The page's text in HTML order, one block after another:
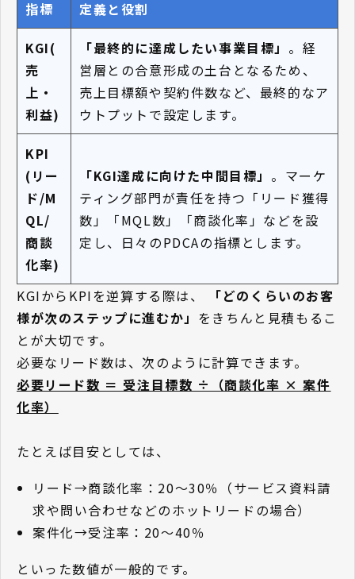
指標 定義と役割
KGI(
売
上・
利益)
「最終的に達成したい事業目標」 。経
営層との合意形成の土台となるため、
売上目標額や契約件数など、最終的なア
ウトプットで設定します。
KPI
(リー
ド/M
QL/
商談
化率)
「KGI達成に向けた中間目標」 。マーケ
ティング部門が責任を持つ「リード獲得
数」「MQL数」「商談化率」などを設
定し、日々のPDCAの指標とします。
KGIからKPIを逆算する際は、
「どのくらいのお客
様が次のステップに進むか」 をきちんと見積もるこ
とが大切です。
必要なリード数は、次のように計算できます。
必要リード数 ＝ 受注目標数 ÷（商談化率 × 案件
化率）
たとえば目安としては、
リード→商談化率：20〜30％（サービス資料請
求や問い合わせなどのホットリードの場合）
案件化→受注率：20〜40％
といった数値が一般的です。